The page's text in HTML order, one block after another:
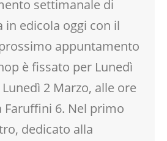
settimanale di
in edicola oggi con il
appuntamento
è fissato per Lunedì
2 Marzo, alle ore
Faruffini 6. Nel primo
dedicato alla